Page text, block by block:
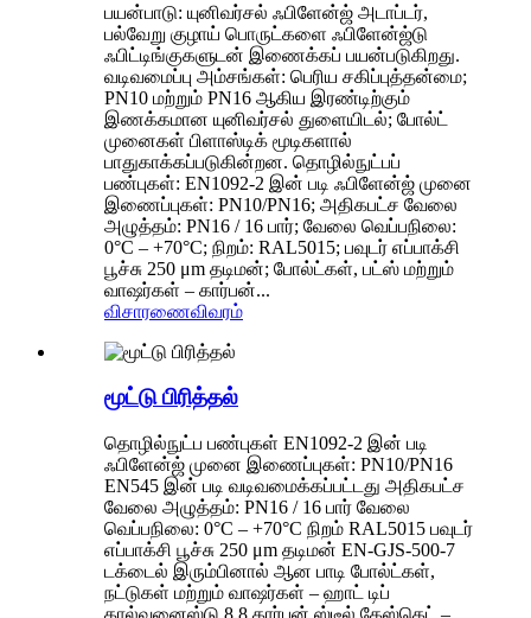
பயன்பாடு: யுனிவர்சல் ஃபிளேன்ஜ் அடாப்டர்,
பல்வேறு குழாய் பொருட்களை ஃபிளேன்ஜ்டு
ஃபிட்டிங்குகளுடன் இணைக்கப் பயன்படுகிறது.
வடிவமைப்பு அம்சங்கள்: பெரிய சகிப்புத்தன்மை;
PN10 மற்றும் PN16 ஆகிய இரண்டிற்கும்
இணக்கமான யுனிவர்சல் துளையிடல்; போல்ட்
முனைகள் பிளாஸ்டிக் மூடிகளால்
பாதுகாக்கப்படுகின்றன. தொழில்நுட்பப்
பண்புகள்: EN1092-2 இன் படி ஃபிளேன்ஜ் முனை
இணைப்புகள்: PN10/PN16; அதிகபட்ச வேலை
அழுத்தம்: PN16 / 16 பார்; வேலை வெப்பநிலை:
0°C – +70°C; நிறம்: RAL5015; பவுடர் எப்பாக்சி
பூச்சு 250 μm தடிமன்; போல்ட்கள், பட்ஸ் மற்றும்
வாஷர்கள் – கார்பன்...
விசாரணைவிவரம்
மூட்டு பிரித்தல்
தொழில்நுட்ப பண்புகள் EN1092-2 இன் படி
ஃபிளேன்ஜ் முனை இணைப்புகள்: PN10/PN16
EN545 இன் படி வடிவமைக்கப்பட்டது அதிகபட்ச
வேலை அழுத்தம்: PN16 / 16 பார் வேலை
வெப்பநிலை: 0°C – +70°C நிறம் RAL5015 பவுடர்
எப்பாக்சி பூச்சு 250 μm தடிமன் EN-GJS-500-7
டக்டைல் ​​இரும்பினால் ஆன பாடி போல்ட்கள்,
நட்டுகள் மற்றும் வாஷர்கள் – ஹாட் டிப்
கால்வனைஸ்டு 8.8 கார்பன் ஸ்டீல் கேஸ்கெட் –